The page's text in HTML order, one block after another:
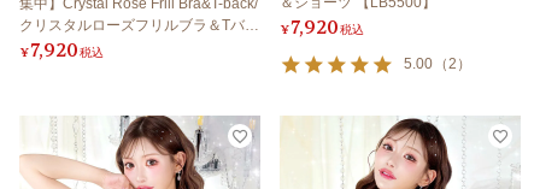
集中】Crystal Rose Frill Bra&T-back/
クリスタルローズフリルブラ＆Tバッ
ク 【LB5500】
¥7,920税込
¥7,920税込
5.00 （2 ）